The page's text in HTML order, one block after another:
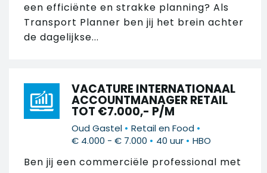
een efficiënte en strakke planning? Als
Transport Planner ben jij het brein achter
de dagelijkse...
VACATURE INTERNATIONAAL
ACCOUNTMANAGER RETAIL
TOT €7.000,- P/M
Oud Gastel • Retail en Food •
€ 4.000 - € 7.000 • 40 uur • HBO
Ben jij een commerciële professional met